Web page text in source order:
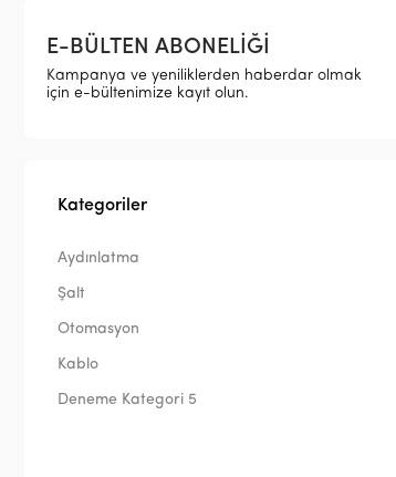
E-BÜLTEN ABONELİĞİ
Kampanya ve yeniliklerden haberdar olmak
için e-bültenimize kayıt olun.
Kategoriler
Aydınlatma
Şalt
Otomasyon
Kablo
Deneme Kategori 5